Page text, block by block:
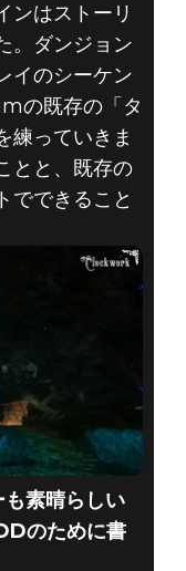
ンはストーリ
。ダンジョン
イのシーケン
の既存の「タ
練っていきま
とと、既存の
でできること
素晴らしい
のために書